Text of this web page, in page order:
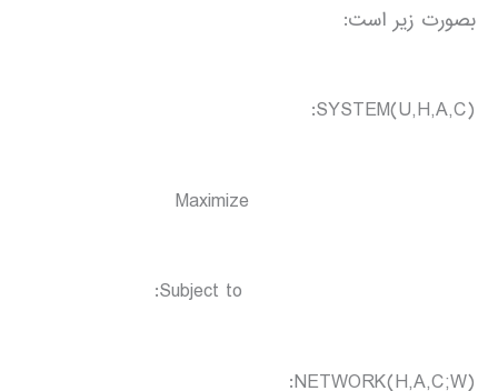
بصورت زير است:
SYSTEM(U,H,A,C):
NETWORK(H,A,C;W):